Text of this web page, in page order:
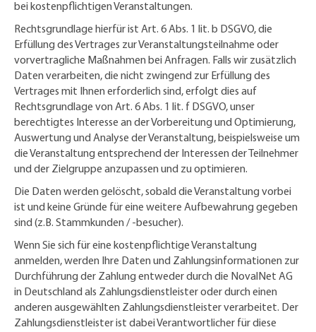
bei kostenpflichtigen Veranstaltungen.
Rechtsgrundlage hierfür ist Art. 6 Abs. 1 lit. b DSGVO, die
Erfüllung des Vertrages zur Veranstaltungsteilnahme oder
vorvertragliche Maßnahmen bei Anfragen. Falls wir zusätzlich
Daten verarbeiten, die nicht zwingend zur Erfüllung des
Vertrages mit Ihnen erforderlich sind, erfolgt dies auf
Rechtsgrundlage von Art. 6 Abs. 1 lit. f DSGVO, unser
berechtigtes Interesse an der Vorbereitung und Optimierung,
Auswertung und Analyse der Veranstaltung, beispielsweise um
die Veranstaltung entsprechend der Interessen der Teilnehmer
und der Zielgruppe anzupassen und zu optimieren.
Die Daten werden gelöscht, sobald die Veranstaltung vorbei
ist und keine Gründe für eine weitere Aufbewahrung gegeben
sind (z.B. Stammkunden / -besucher).
Wenn Sie sich für eine kostenpflichtige Veranstaltung
anmelden, werden Ihre Daten und Zahlungsinformationen zur
Durchführung der Zahlung entweder durch die NovalNet AG
in Deutschland als Zahlungsdienstleister oder durch einen
anderen ausgewählten Zahlungsdienstleister verarbeitet. Der
Zahlungsdienstleister ist dabei Verantwortlicher für diese